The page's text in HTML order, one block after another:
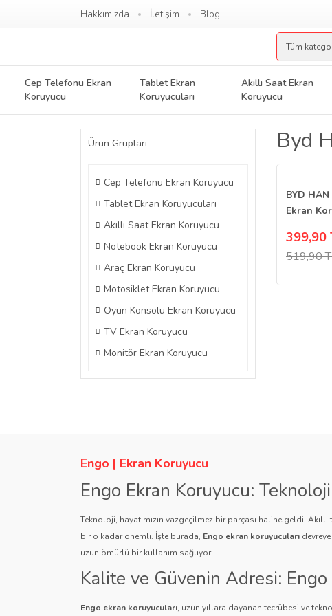
Hakkımızda İletişim Blog
Cep Telefonu Ekran
Koruyucu
Tablet Ekran
Koruyucuları
Akıllı Saat Ekran
Koruyucu
Ürün Grupları
Cep Telefonu Ekran Koruyucu
Tablet Ekran Koruyucuları
Akıllı Saat Ekran Koruyucu
Notebook Ekran Koruyucu
Araç Ekran Koruyucu
Motosiklet Ekran Koruyucu
Oyun Konsolu Ekran Koruyucu
TV Ekran Koruyucu
Monitör Ekran Koruyucu
Byd
BYD
Ekran
399,90
519,90
Engo | Ekran Koruyucu
Engo Ekran Koruyucu:
Teknoloji, hayatımızın vazgeçilmez bir parçası haline geldi.
bir o kadar önemli. İşte burada, Engo ekran koruyucuları
uzun ömürlü bir kullanım sağlıyor.
Kalite ve Güvenin Adresi: Engo
Engo ekran koruyucuları, uzun yıllara dayanan tecrübesi ve